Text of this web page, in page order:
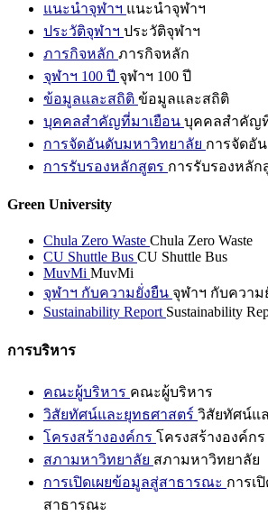
แนะนำจุฬาฯ แนะนำจุฬาฯ
ประวัติจุฬาฯ ประวัติจุฬาฯ
ภารกิจหลัก ภารกิจหลัก
จุฬาฯ 100 ปี จุฬาฯ 100 ปี
ข้อมูลและสถิติ ข้อมูลและสถิติ
บุคคลสำคัญที่มาเยือน บุคคลสำคัญ
การจัดอันดับมหาวิทยาลัย การจัดอั
การรับรองหลักสูตร การรับรองหลัก
Green University
Chula Zero Waste Chula Zero Waste
CU Shuttle Bus CU Shuttle Bus
MuvMi MuvMi
จุฬาฯ กับความยั่งยืน จุฬาฯ กับความ
Sustainability Report Sustainability
การบริหาร
คณะผู้บริหาร คณะผู้บริหาร
วิสัยทัศน์และยุทธศาสตร์ วิสัยทัศน์แ
โครงสร้างองค์กร โครงสร้างองค์กร
สภามหาวิทยาลัย สภามหาวิทยาลัย
การเปิดเผยข้อมูลสู่สาธารณะ การเ
สาธารณะ